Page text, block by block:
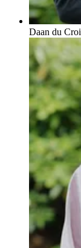
Daan du